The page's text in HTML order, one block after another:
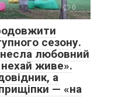
0
сезону.
любовний
живе».
а
— «на